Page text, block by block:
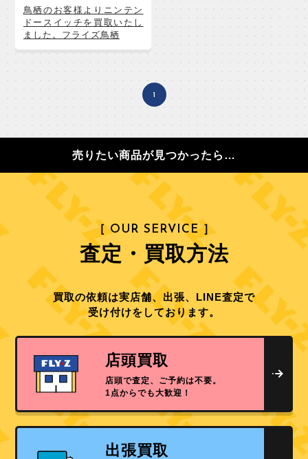
鳥栖のお客様よりニンテン
ドースイッチを買取いたし
ました。フライズ鳥栖
1
売りたい商品が見つかったら…
［ OUR SERVICE ］
査定・買取方法
買取の依頼は実店舗、出張、LINE査定で
受け付けをしております。
店頭買取
店頭で査定、ご予約は不要。
1点からでも大歓迎！
出張買取